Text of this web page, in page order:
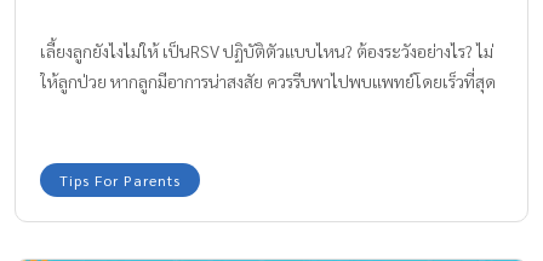
เลี้ยงลูกยังไงไม่ให้ เป็นRSV ปฏิบัติตัวแบบไหน? ต้องระวังอย่างไร? ไม่
ให้ลูกป่วย หากลูกมีอาการน่าสงสัย ควรรีบพาไปพบแพทย์โดยเร็วที่สุด
Tips For Parents